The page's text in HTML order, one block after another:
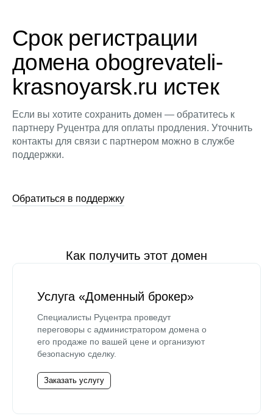
Срок регистрации
домена obogrevateli-
krasnoyarsk.ru истек
Если вы хотите сохранить домен — обратитесь к
партнеру Руцентра для оплаты продления. Уточнить
контакты для связи с партнером можно в службе
поддержки.
Обратиться в поддержку
Как получить этот домен
Услуга «Доменный брокер»
Специалисты Руцентра проведут
переговоры с администратором домена о
его продаже по вашей цене и организуют
безопасную сделку.
Заказать услугу